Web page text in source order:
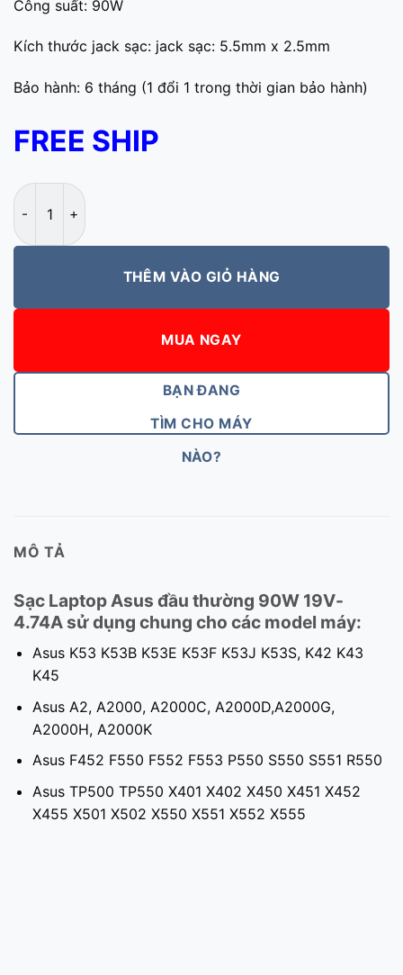
Công suất: 90W
Kích thước jack sạc: jack sạc: 5.5mm x 2.5mm
Bảo hành: 6 tháng (1 đổi 1 trong thời gian bảo hành)
FREE SHIP
Sạc laptop Asus đầu thường 90W 19V-4.74A số lượng
THÊM VÀO GIỎ HÀNG
MUA NGAY
BẠN ĐANG
TÌM CHO MÁY
NÀO?
MÔ TẢ
Sạc Laptop Asus đầu thường 90W 19V-
4.74A sử dụng chung cho các model máy:
Asus K53 K53B K53E K53F K53J K53S, K42 K43
K45
Asus A2, A2000, A2000C, A2000D,A2000G,
A2000H, A2000K
Asus F452 F550 F552 F553 P550 S550 S551 R550
Asus TP500 TP550 X401 X402 X450 X451 X452
X455 X501 X502 X550 X551 X552 X555